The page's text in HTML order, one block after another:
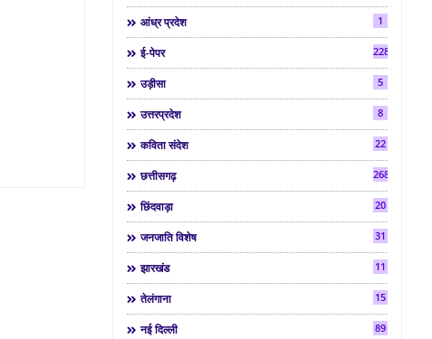
आंध्र प्रदेश 1
ई-पेपर 2286
उड़ीसा 5
उत्तरप्रदेश 8
कविता संदेश 22
छत्तीसगढ़ 268
छिंदवाड़ा 20
जनजाति विशेष 31
झारखंड 11
तेलंगाना 15
नई दिल्ली 89